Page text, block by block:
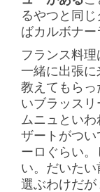
るやつと同
ばカルボナ
フランス料
一緒に出張
教えてもら
いブラッス
ムニュとい
ザートがつ
ーロぐらい
い。だいた
選ぶわけだ